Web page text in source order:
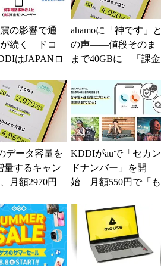
の影響で通
続く ドコ
はJAPANロ
Fi「00...
ahamoに「神です」と
の声――値段そのま
まで40GBに 「課金
た」と戸惑いも
データ容量を
量するキャン
月額2970円
KDDIがauで「セカン
ドナンバー」を開
始 月額550円で「も